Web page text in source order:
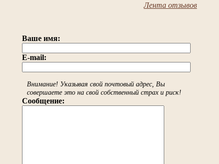
Лента отзывов
Ваше имя:
E-mail:
Внимание! Указывая свой почтовый адрес, Вы
совершаете это на свой собственный страх и риск!
Сообщение: